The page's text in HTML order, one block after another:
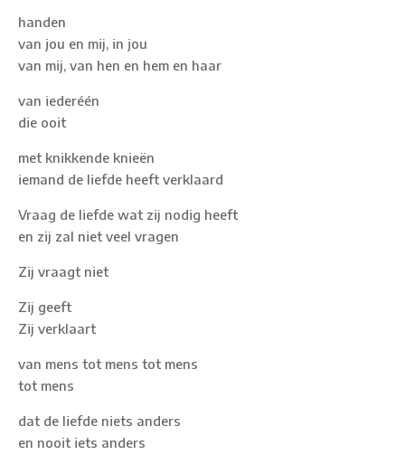
handen
van jou en mij, in jou
van mij, van hen en hem en haar
van iederéén
die ooit
met knikkende knieën
iemand de liefde heeft verklaard
Vraag de liefde wat zij nodig heeft
en zij zal niet veel vragen
Zij vraagt niet
Zij geeft
Zij verklaart
van mens tot mens tot mens
tot mens
dat de liefde niets anders
en nooit iets anders